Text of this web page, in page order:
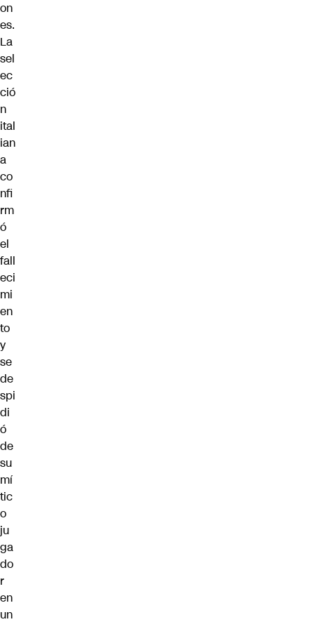
on
es.
La
sel
ec
ció
n
ital
ian
a
co
nfi
rm
ó
el
fall
eci
mi
en
to
y
se
de
spi
di
ó
de
su
mí
tic
o
ju
ga
do
r
en
un